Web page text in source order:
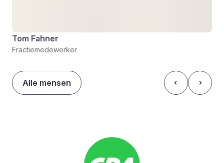
Tom Fahner
Fractiemedewerker
Alle mensen